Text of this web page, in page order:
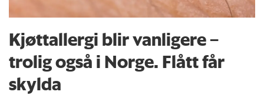
Kjøttallergi blir vanligere –
trolig også i Norge. Flått får
skylda